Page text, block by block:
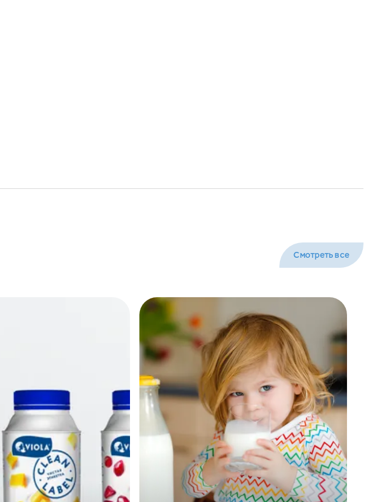
Смотреть все